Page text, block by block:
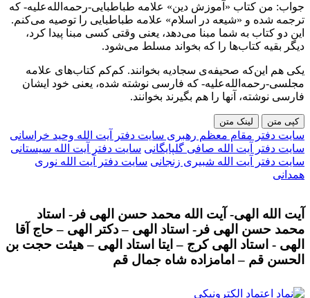
جواب: من کتاب «آموزش دین» علامه طباطبایی-رحمه‌الله‌علیه- که
ترجمه شده و «شیعه در اسلام» علامه طباطبایی را توصیه می‌کنم.
این دو کتاب به شما مبنا می‌دهد، یعنی وقتی کسی مبنا پیدا کرد،
دیگر بقیه کتاب‌ها را که بخواند مسلط می‌شود.
یکی هم این‌که صحیفه‌ی سجادیه بخوانند. کم‌کم کتاب‌های علامه
مجلسی-رحمه‌الله‌علیه- که فارسی نوشته شده، یعنی خود ایشان
فارسی نوشته، آنها را هم بگیرند بخوانند.
کپی متن لینک متن
سایت دفتر مقام معظم رهبری سایت دفتر آیت الله وحید خراسانی
سایت دفتر آیت الله صافی گلپایگانی سایت دفتر آیت الله سیستانی
سایت دفتر آیت الله شبیری زنجانی سایت دفتر آیت الله نوری
همدانی
آیت الله الهی- آیت الله محمد حسن الهی فر- استاد
محمد حسن الهی فر- استاد الهی – دکتر الهی – حاج آقا
الهی - استاد الهی کرج – ایتا استاد الهی – هیئت حجت بن
الحسن قم – امامزاده شاه جمال قم